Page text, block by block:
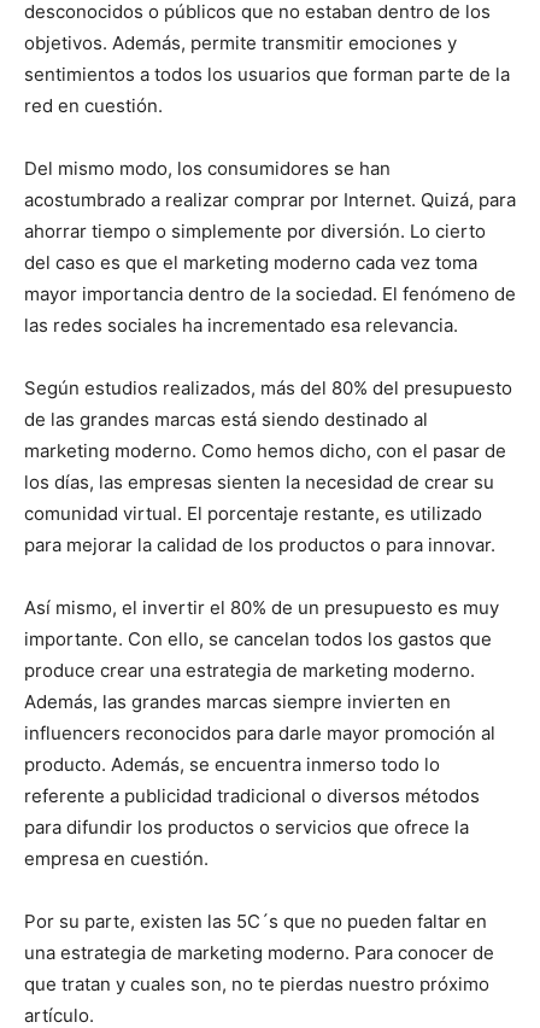
desconocidos o públicos que no estaban dentro de los
objetivos. Además, permite transmitir emociones y
sentimientos a todos los usuarios que forman parte de la
red en cuestión.
Del mismo modo, los consumidores se han
acostumbrado a realizar comprar por Internet. Quizá, para
ahorrar tiempo o simplemente por diversión. Lo cierto
del caso es que el marketing moderno cada vez toma
mayor importancia dentro de la sociedad. El fenómeno de
las redes sociales ha incrementado esa relevancia.
Según estudios realizados, más del 80% del presupuesto
de las grandes marcas está siendo destinado al
marketing moderno. Como hemos dicho, con el pasar de
los días, las empresas sienten la necesidad de crear su
comunidad virtual. El porcentaje restante, es utilizado
para mejorar la calidad de los productos o para innovar.
Así mismo, el invertir el 80% de un presupuesto es muy
importante. Con ello, se cancelan todos los gastos que
produce crear una estrategia de marketing moderno.
Además, las grandes marcas siempre invierten en
influencers reconocidos para darle mayor promoción al
producto. Además, se encuentra inmerso todo lo
referente a publicidad tradicional o diversos métodos
para difundir los productos o servicios que ofrece la
empresa en cuestión.
Por su parte, existen las 5C´s que no pueden faltar en
una estrategia de marketing moderno. Para conocer de
que tratan y cuales son, no te pierdas nuestro próximo
artículo.